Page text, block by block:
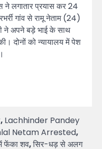
ने लगातार प्रयास कर 24
गांव से रामू नेताम (24)
ने अपने बड़े भाई के साथ
दोनों को न्यायालय में पेश
, Lachhinder Pandey
Netam Arrested,
फेंका शव,सिर-धड़ से अलग